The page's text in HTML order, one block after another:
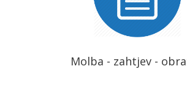
Molba - zahtjev -